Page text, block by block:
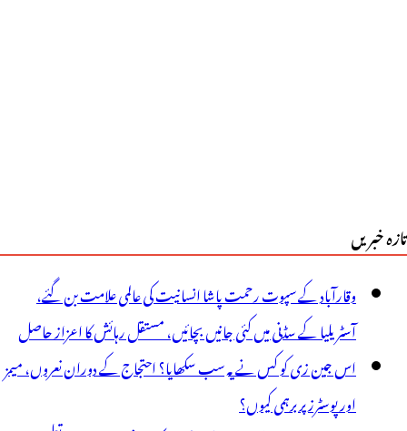
تازہ خبریں
وقارآباد کے سپوت رحمت پاشا انسانیت کی عالمی علامت بن گئے،
آسٹریلیا کے سڈنی میں کئی جانیں بچائیں، مستقل رہائش کا اعزاز حاصل
اس جین زی کو کس نے یہ سب سکھایا؟ احتجاج کے دوران نعروں، میمز
اور پوسٹرز پر برہمی کیوں؟